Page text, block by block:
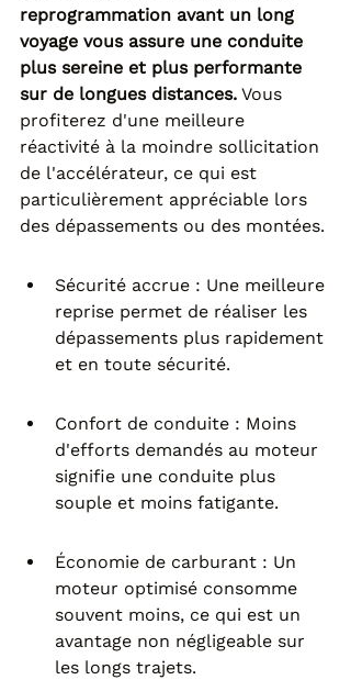
reprogrammation avant un long
voyage vous assure une conduite
plus sereine et plus performante
sur de longues distances. Vous
profiterez d'une meilleure
réactivité à la moindre sollicitation
de l'accélérateur, ce qui est
particulièrement appréciable lors
des dépassements ou des montées.
Sécurité accrue : Une meilleure
reprise permet de réaliser les
dépassements plus rapidement
et en toute sécurité.
Confort de conduite : Moins
d'efforts demandés au moteur
signifie une conduite plus
souple et moins fatigante.
Économie de carburant : Un
moteur optimisé consomme
souvent moins, ce qui est un
avantage non négligeable sur
les longs trajets.